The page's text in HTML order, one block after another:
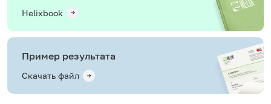
Helixbook
Пример результата
Скачать файл